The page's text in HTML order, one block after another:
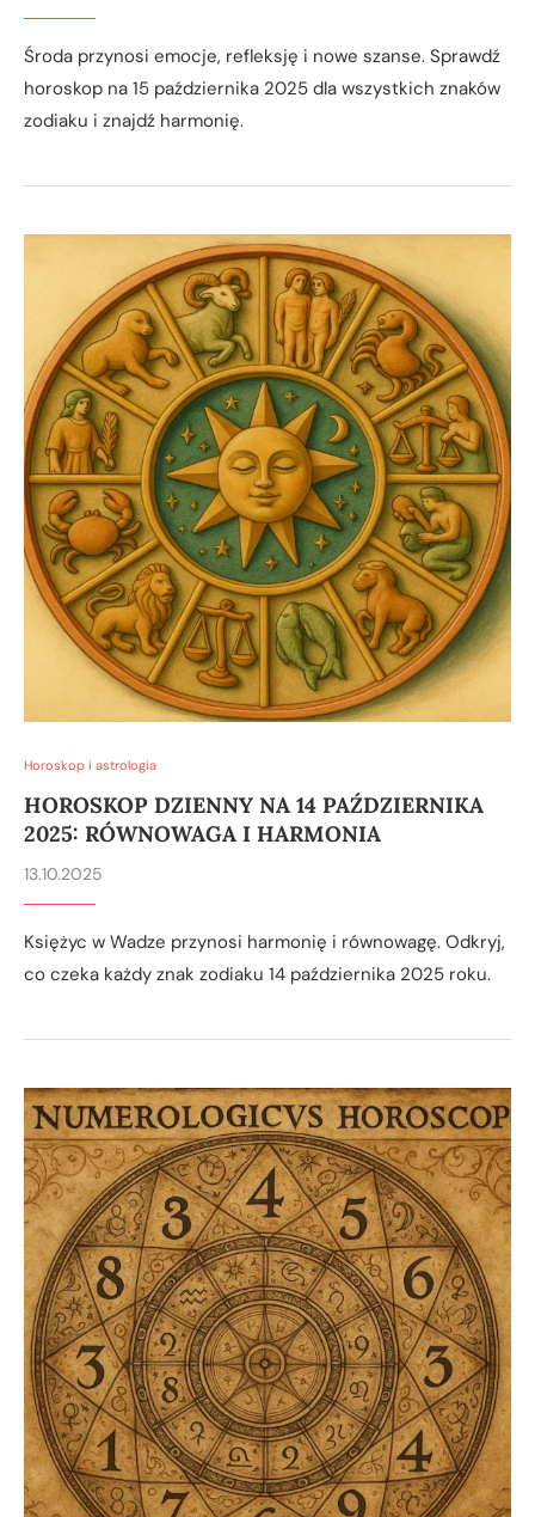
Środa przynosi emocje, refleksję i nowe szanse. Sprawdź
horoskop na 15 października 2025 dla wszystkich znaków
zodiaku i znajdź harmonię.
Horoskop i astrologia
HOROSKOP DZIENNY NA 14 PAŹDZIERNIKA
2025: RÓWNOWAGA I HARMONIA
13.10.2025
Księżyc w Wadze przynosi harmonię i równowagę. Odkryj,
co czeka każdy znak zodiaku 14 października 2025 roku.